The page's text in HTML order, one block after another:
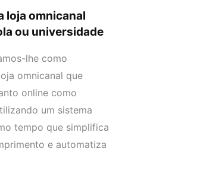
loja omnicanal
ou universidade
lhe como
omnicanal que
online como
um sistema
tempo que simplifica
e automatiza